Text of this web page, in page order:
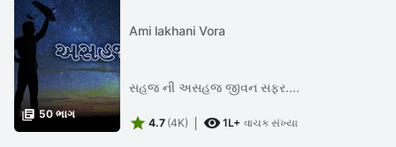
 50 ભાગ
Ami lakhani Vora
સહજ ની અસહજ જીવન સફર....
 4.7 (4K)  1L+ વાચક સંખ્યા